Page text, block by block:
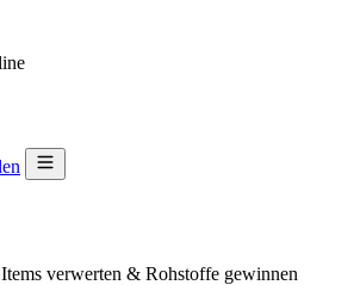
verwerten & Rohstoffe gewinnen